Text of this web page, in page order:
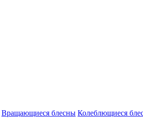
Вращающиеся блесны Колеблющиеся